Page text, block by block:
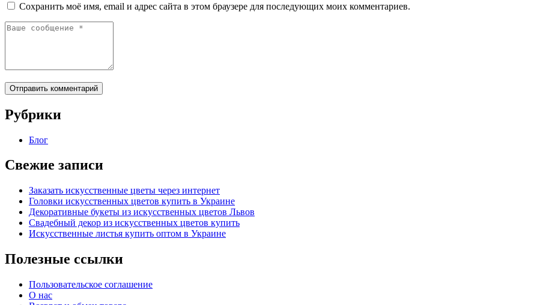
Сохранить моё имя, email и адрес сайта в этом браузере для последующих моих комментариев.
Отправить комментарий
Рубрики
Блог
Свежие записи
Заказать искусственные цветы через интернет
Головки искусственных цветов купить в Украине
Декоративные букеты из искусственных цветов Львов
Свадебный декор из искусственных цветов купить
Искусственные листья купить оптом в Украине
Полезные ссылки
Пользовательское соглашение
О нас